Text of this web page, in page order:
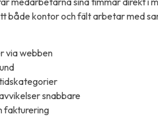
både kontor och fält arbetar med
via webben
snabbare
fakturering